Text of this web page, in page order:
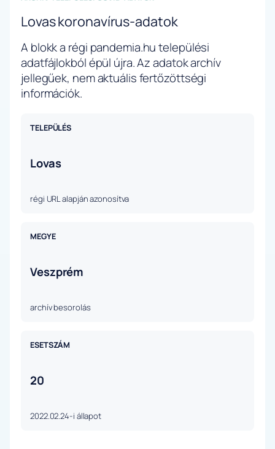
Lovas koronavírus-adatok
A blokk a régi pandemia.hu települési
adatfájlokból épül újra. Az adatok archív
jellegűek, nem aktuális fertőzöttségi
információk.
TELEPÜLÉS
Lovas
régi URL alapján azonosítva
MEGYE
Veszprém
archív besorolás
ESETSZÁM
20
2022.02.24-i állapot